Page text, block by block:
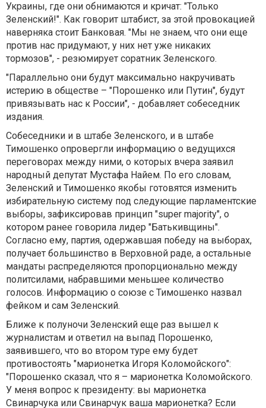
Украины, где они обнимаются и кричат: "Только
Зеленский!". Как говорит штабист, за этой провокацией
наверняка стоит Банковая. "Мы не знаем, что они еще
против нас придумают, у них нет уже никаких
тормозов", - резюмирует соратник Зеленского.
"Параллельно они будут максимально накручивать
истерию в обществе – "Порошенко или Путин", будут
привязывать нас к России", - добавляет собеседник
издания.
Собеседники и в штабе Зеленского, и в штабе
Тимошенко опровергли информацию о ведущихся
переговорах между ними, о которых вчера заявил
народный депутат Мустафа Найем. По его словам,
Зеленский и Тимошенко якобы готовятся изменить
избирательную систему под следующие парламентские
выборы, зафиксировав принцип "super majority", о
котором ранее говорила лидер "Батькивщины".
Согласно ему, партия, одержавшая победу на выборах,
получает большинство в Верховной раде, а остальные
мандаты распределяются пропорционально между
политсилами, набравшими меньшее количество
голосов. Информацию о союзе с Тимошенко назвал
фейком и сам Зеленский.
Ближе к полуночи Зеленский еще раз вышел к
журналистам и ответил на выпад Порошенко,
заявившего, что во втором туре ему будет
противостоять "марионетка Игоря Коломойского":
"Порошенко сказал, что я – марионетка Коломойского.
У меня вопрос к президенту: вы марионетка
Свинарчука или Свинарчук ваша марионетка? Если